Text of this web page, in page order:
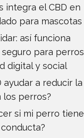
integra el CBD en
para mascotas
así funciona
para perros
digital y social
ayudar a reducir la
los perros?
si mi perro tiene